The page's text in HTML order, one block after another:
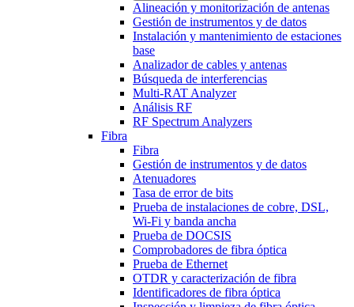
Alineación y monitorización de antenas
Gestión de instrumentos y de datos
Instalación y mantenimiento de estaciones
base
Analizador de cables y antenas
Búsqueda de interferencias
Multi-RAT Analyzer
Análisis RF
RF Spectrum Analyzers
Fibra
Fibra
Gestión de instrumentos y de datos
Atenuadores
Tasa de error de bits
Prueba de instalaciones de cobre, DSL,
Wi-Fi y banda ancha
Prueba de DOCSIS
Comprobadores de fibra óptica
Prueba de Ethernet
OTDR y caracterización de fibra
Identificadores de fibra óptica